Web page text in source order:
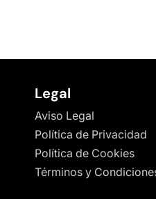
Legal
Aviso Legal
Política de Privacidad
Política de Cookies
Términos y